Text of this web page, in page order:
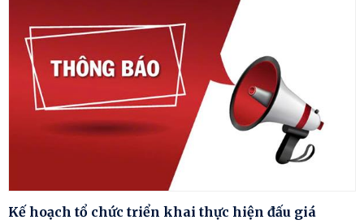
Kế hoạch tổ chức triển khai thực hiện đấu giá